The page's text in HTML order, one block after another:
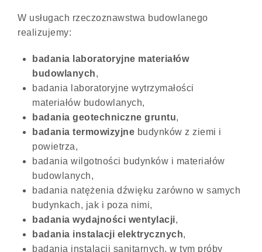
W usługach rzeczoznawstwa budowlanego
realizujemy:
badania laboratoryjne materiałów
budowlanych,
badania laboratoryjne wytrzymałości
materiałów budowlanych,
badania geotechniczne gruntu,
badania termowizyjne budynków z ziemi i
powietrza,
badania wilgotności budynków i materiałów
budowlanych,
badania natężenia dźwięku zarówno w samych
budynkach, jak i poza nimi,
badania wydajności wentylacji,
badania instalacji elektrycznych,
badania instalacji sanitarnych, w tym próby